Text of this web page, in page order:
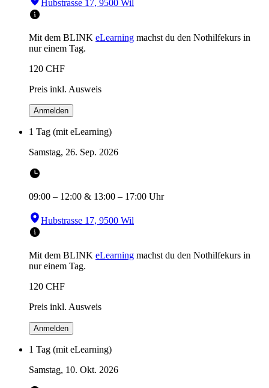
Hubstrasse 17, 9500 Wil
Mit dem BLINK eLearning machst du den Nothilfekurs in
nur einem Tag.
120 CHF
Preis inkl. Ausweis
Anmelden
1 Tag (mit eLearning)
Samstag, 26. Sep. 2026
09:00 – 12:00 & 13:00 – 17:00 Uhr
Hubstrasse 17, 9500 Wil
Mit dem BLINK eLearning machst du den Nothilfekurs in
nur einem Tag.
120 CHF
Preis inkl. Ausweis
Anmelden
1 Tag (mit eLearning)
Samstag, 10. Okt. 2026